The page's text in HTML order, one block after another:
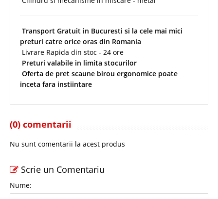
Transport Gratuit in Bucuresti si la cele mai mici
preturi catre orice oras din Romania
Livrare Rapida din stoc - 24 ore
Preturi valabile in limita stocurilor
Oferta de pret scaune birou ergonomice poate
inceta fara instiintare
(0) comentarii
Nu sunt comentarii la acest produs
Scrie un Comentariu
Nume: